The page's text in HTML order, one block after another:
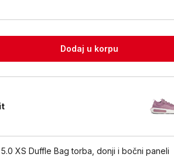
Dodaj u korpu
XS Duffle Bag torba, donji i bočni paneli